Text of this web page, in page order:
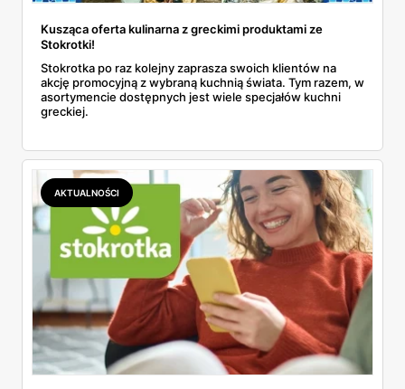
Kusząca oferta kulinarna z greckimi produktami ze
Stokrotki!
Stokrotka po raz kolejny zaprasza swoich klientów na
akcję promocyjną z wybraną kuchnią świata. Tym razem, w
asortymencie dostępnych jest wiele specjałów kuchni
greckiej.
AKTUALNOŚCI